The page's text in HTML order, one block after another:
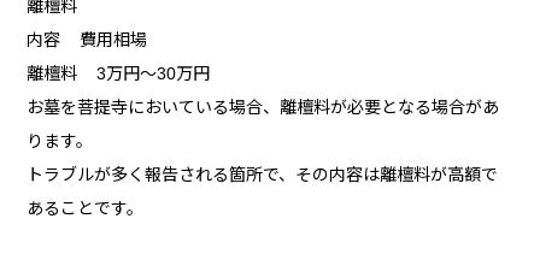
離檀料
内容 費用相場
離檀料 3万円〜30万円
お墓を菩提寺においている場合、離檀料が必要となる場合があ
ります。
トラブルが多く報告される箇所で、その内容は離檀料が高額で
あることです。